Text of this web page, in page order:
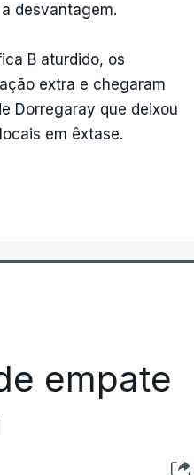
desvantagem.
B aturdido, os
extra e chegaram
Dorregaray que deixou
em êxtase.
empate